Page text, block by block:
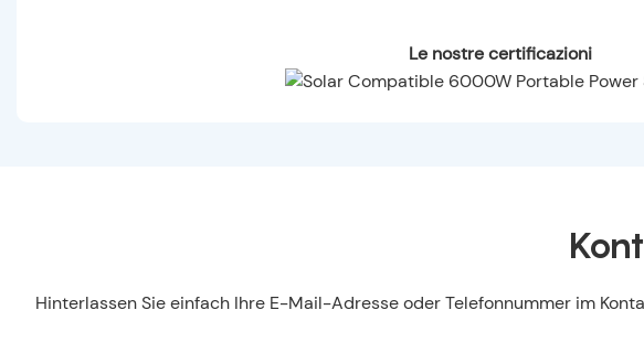
Le nostre certificazioni
Hinterlassen Sie einfach Ihre E-Mail-Adresse oder Telefonnummer im